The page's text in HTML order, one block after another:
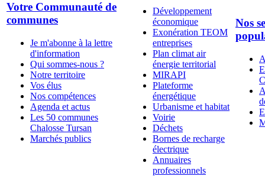
Votre Communauté de
communes
Je m'abonne à la lettre
d'information
Qui sommes-nous ?
Notre territoire
Vos élus
Nos compétences
Agenda et actus
Les 50 communes
Chalosse Tursan
Marchés publics
Développement
économique
Exonération TEOM
entreprises
Plan climat air
énergie territorial
MIRAPI
Plateforme
énergétique
Urbanisme et habitat
Voirie
Déchets
Bornes de recharge
électrique
Annuaires
professionnels
Nos